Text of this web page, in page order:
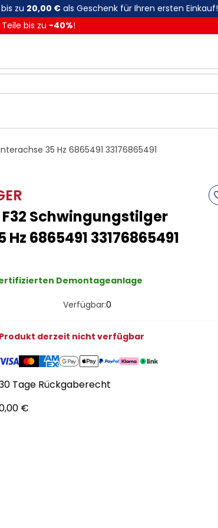
zu 20,00 €als Geschenk für Ihren ersten Einkauf!
bis zu -40%!
35 Hz 6865491 33176865491
F32 Schwingungstilger
6865491 33176865491
Demontageanlage
Verfügbar:0
Produkt derzeit nicht verfügbar
Tage Rückgaberecht
€